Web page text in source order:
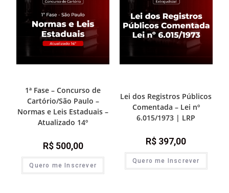
1ª Fase – Concurso de
Cartório/São Paulo –
Normas e Leis Estaduais –
Atualizado 14º
R$500,00
Quero me Inscrever
Lei dos Registros Públicos
Comentada – Lei nº
6.015/1973 | LRP
R$ 397,00
Quero me Inscrever